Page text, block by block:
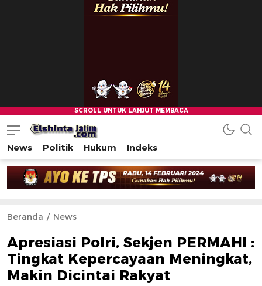
News Politik Hukum Indeks
Beranda News
Apresiasi Polri, Sekjen PERMAHI :
Tingkat Kepercayaan Meningkat,
Makin Dicintai Rakyat